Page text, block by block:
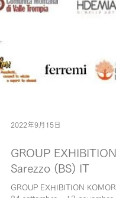
2022年9月15日
GROUP
Sarezzo (BS) IT